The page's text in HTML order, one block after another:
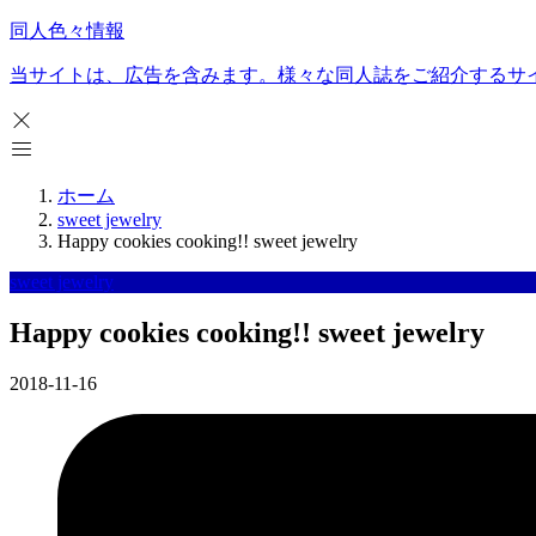
同人色々情報
当サイトは、広告を含みます。様々な同人誌をご紹介するサ
ホーム
sweet jewelry
Happy cookies cooking!! sweet jewelry
sweet jewelry
Happy cookies cooking!! sweet jewelry
2018-11-16